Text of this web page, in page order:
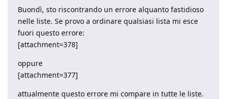
Buondì, sto riscontrando un errore alquanto fastidioso
nelle liste. Se provo a ordinare qualsiasi lista mi esce
fuori questo errore:
[attachment=378]
oppure
[attachment=377]
attualmente questo errore mi compare in tutte le liste.